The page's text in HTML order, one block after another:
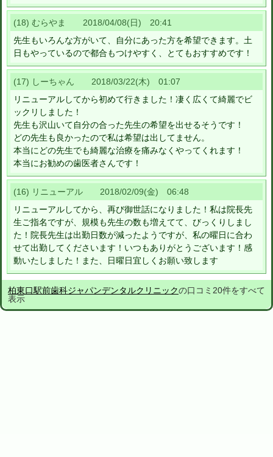
(18) むらやま 2018/04/08(日) 20:41
先生もいろんな方がいて、自分にあった方を希望できます。土
日もやっているので都合もつけやすく、とてもおすすめです！
(17) しーちゃん 2018/03/22(木) 01:07
リニューアルしてから初めて行きました！凄く広くて綺麗でビ
ックリしました！
先生も沢山いて自分の合った先生の希望を出せるそうです！
どの先生も良かったので私は希望は出してません。
本当にどの先生でも綺麗な治療を痛みなくやってくれます！
本当にお勧めの歯医者さんです！
(16) リニューアル 2018/02/09(金) 06:48
リニューアルしてから、再び御世話になりました！私は院長先
生ご指名ですが、規模も先生の数も増えてて、びっくりしまし
た！院長先生は出勤日数が減ったようですが、私の曜日に合わ
せて出勤してくださいます！いつもありがとうございます！感
動いたしました！また、日曜日宜しくお願い致します
柏東口駅前歯科ジャパンデンタルクリニックの口コミ20件をすべて
表示